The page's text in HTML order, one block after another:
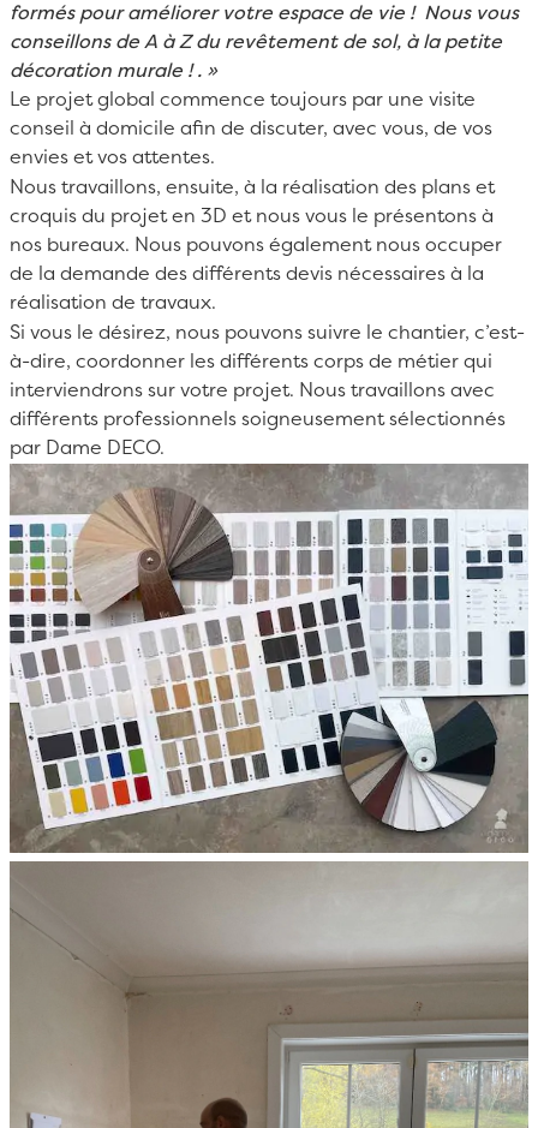
formés pour améliorer votre espace de vie ! Nous vous
conseillons de A à Z du revêtement de sol, à la petite
décoration murale !. »
Le projet global commence toujours par une visite
conseil à domicile afin de discuter, avec vous, de vos
envies et vos attentes.
Nous travaillons, ensuite, à la réalisation des plans et
croquis du projet en 3D et nous vous le présentons à
nos bureaux. Nous pouvons également nous occuper
de la demande des différents devis nécessaires à la
réalisation de travaux.
Si vous le désirez, nous pouvons suivre le chantier, c’est-
à-dire, coordonner les différents corps de métier qui
interviendrons sur votre projet. Nous travaillons avec
différents professionnels soigneusement sélectionnés
par Dame DECO.